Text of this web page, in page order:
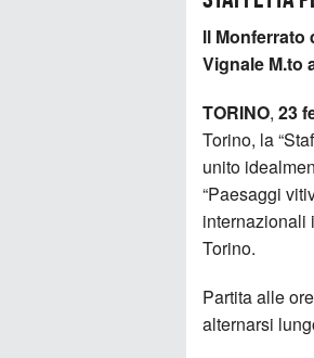
ll Monferrato
Vignale M.to
TORINO, 23
Torino, la
unito
“Paesaggi
internazionali
Torino.
Partita alle
alternarsi